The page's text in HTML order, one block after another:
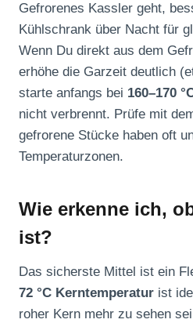
Gefrorenes Kassler geht,
Kühlschrank über Nacht für
Wenn Du direkt aus dem
erhöhe die Garzeit deutlich
starte anfangs bei 160–170
nicht verbrennt. Prüfe mit
gefrorene Stücke haben oft
Temperaturzonen.
Wie erkenne ich,
ist?
Das sicherste Mittel ist ein
72 °C Kerntemperatur ist
roher Kern mehr zu sehen